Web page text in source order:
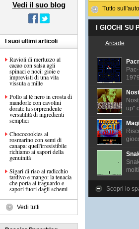
Vedi il suo blog
I suoi ultimi articoli
Ravioli di merluzzo al
cacao con salsa agli
spinaci e noci: gioie e
imprevisti di una vita
vissuta a mille
Pollo al tè nero in crosta di
mandorle con cavolini
dorati: la sorprendente
versatilità di ingredienti
semplici
Chococookies al
rosmarino con semi di
canapa: quell'irresistibile
richiamo ai sapori della
genuinità
Sigari di riso al radicchio
tardivo e mango: la tenacia
che porta al traguardo e
sapori fuori dagli schemi
Vedi tutti
Tutto
I GIOCHI SU
Arcade
up"
Scopri lo